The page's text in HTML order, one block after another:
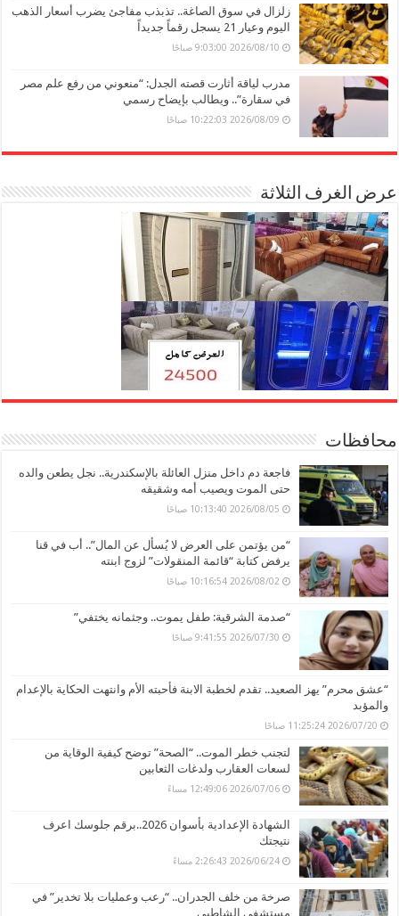
زلزال في سوق الصاغة.. تذبذب مفاجئ يضرب أسعار الذهب
اليوم وعيار 21 يسجل رقماً جديداً
2026/08/10 9:03:00 صباحًا
مدرب لياقة أثارت قصته الجدل: “منعوني من رفع علم مصر
في سقارة”.. ويطالب بإيضاح رسمي
2026/08/09 10:22:03 صباحًا
عرض الغرف الثلاثة
محافظات
فاجعة دم داخل منزل العائلة بالإسكندرية.. نجل يطعن والده
حتى الموت ويصيب أمه وشقيقه
2026/08/05 10:13:40 صباحًا
“من يؤتمن على العرض لا يُسأل عن المال”.. أب في قنا
يرفض كتابة “قائمة المنقولات” لزوج ابنته
2026/08/02 10:16:54 صباحًا
“صدمة الشرقية: طفل يموت.. وجثمانه يختفي”
2026/07/30 9:41:55 صباحًا
“عشق محرم” يهز الصعيد.. تقدم لخطبة الابنة فأحبته الأم وانتهت الحكاية بالإعدام
والمؤبد
2026/07/20 11:25:24 صباحًا
لتجنب خطر الموت.. “الصحة” توضح كيفية الوقاية من
لسعات العقارب ولدغات الثعابين
2026/07/06 12:49:06 مساءً
الشهادة الإعدادية بأسوان 2026..برقم جلوسك اعرف
نتيجتك
2026/06/24 2:26:43 مساءً
صرخة من خلف الجدران.. “رعب وعمليات بلا تخدير” في
مستشفى الشاطبي